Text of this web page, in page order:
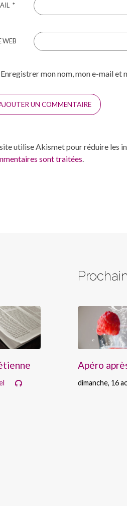
*
WEB
Enregistrer mon nom, mon e-mail et
utilise Akismet pour réduire les
sont traitées.
Apéro
dimanche, 16